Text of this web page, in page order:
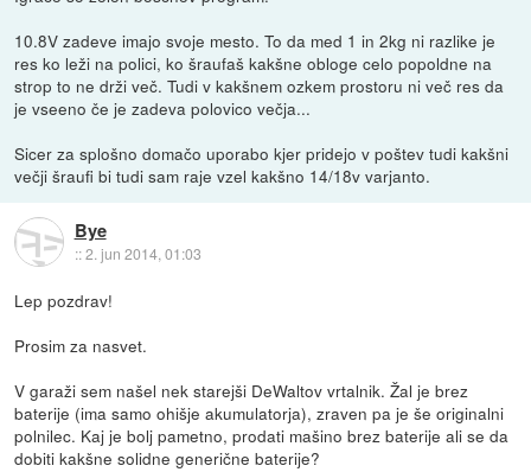
10.8V zadeve imajo svoje mesto. To da med 1 in 2kg ni razlike je
res ko leži na polici, ko šraufaš kakšne obloge celo popoldne na
strop to ne drži več. Tudi v kakšnem ozkem prostoru ni več res da
je vseeno če je zadeva polovico večja...
Sicer za splošno domačo uporabo kjer pridejo v poštev tudi kakšni
večji šraufi bi tudi sam raje vzel kakšno 14/18v varjanto.
Bye
::2. jun 2014, 01:03
Lep pozdrav!
Prosim za nasvet.
V garaži sem našel nek starejši DeWaltov vrtalnik. Žal je brez
baterije (ima samo ohišje akumulatorja), zraven pa je še originalni
polnilec. Kaj je bolj pametno, prodati mašino brez baterije ali se da
dobiti kakšne solidne generične baterije?